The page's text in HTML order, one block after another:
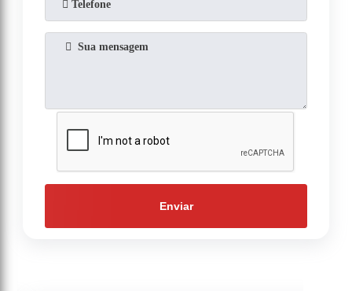
Enviar